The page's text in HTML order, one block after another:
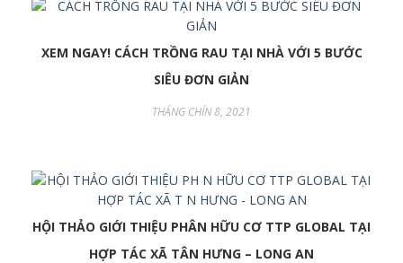
XEM NGAY! CÁCH TRỒNG RAU TẠI NHÀ VỚI 5 BƯỚC
SIÊU ĐƠN GIẢN
THÁNG CHÍN 8, 2021
HỘI THẢO GIỚI THIỆU PHÂN HỮU CƠ TTP GLOBAL TẠI
HỢP TÁC XÃ TÂN HƯNG – LONG AN